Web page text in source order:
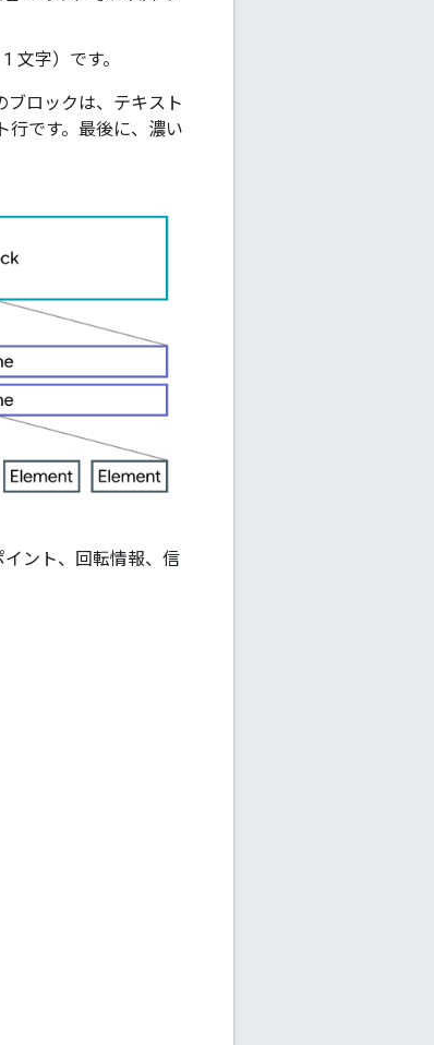
文字）です。
ブロックは、テキスト
行です。最後に、濃い
ント、回転情報、信